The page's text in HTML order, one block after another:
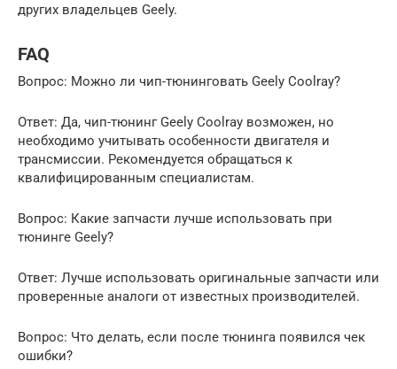
других владельцев Geely.
FAQ
Вопрос: Можно ли чип-тюнинговать Geely Coolray?
Ответ: Да, чип-тюнинг Geely Coolray возможен, но
необходимо учитывать особенности двигателя и
трансмиссии. Рекомендуется обращаться к
квалифицированным специалистам.
Вопрос: Какие запчасти лучше использовать при
тюнинге Geely?
Ответ: Лучше использовать оригинальные запчасти или
проверенные аналоги от известных производителей.
Вопрос: Что делать, если после тюнинга появился чек
ошибки?